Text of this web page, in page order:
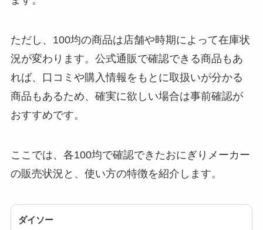
すく解説！
【100均】ダイソー/
セリア等でチャイル
ドシートカバーは買
【100均】ダイソー/
セリア等でテントロ
ただし、100均の商品は店舗や時期によって在庫状
況が変わります。公式通販で確認できる商品もあ
れば、口コミや購入情報をもとに取扱いが分かる
商品もあるため、確実に欲しい場合は事前確認が
おすすめです。
ここでは、各100均で確認できたおにぎりメーカー
の販売状況と、使い方の特徴を紹介します。
ダイソー